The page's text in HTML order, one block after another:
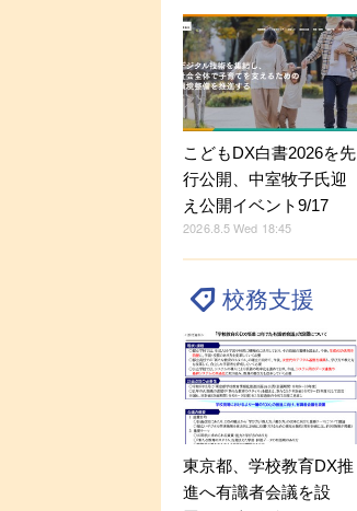
こどもDX白書2026を先
行公開、中室牧子氏迎
え公開イベント9/17
2026.8.5 Wed 18:45
校務支援
東京都、学校教育DX推
進へ有識者会議を設